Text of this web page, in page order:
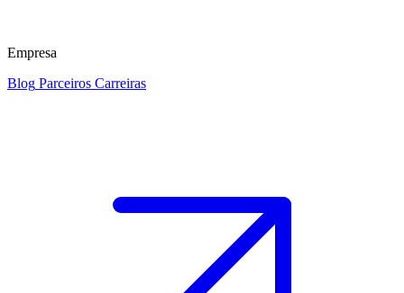
Empresa
Blog Parceiros Carreiras